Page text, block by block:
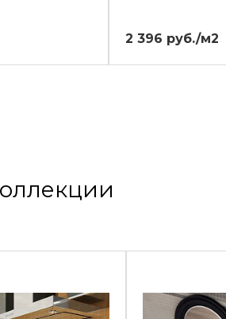
2 396 руб./м2